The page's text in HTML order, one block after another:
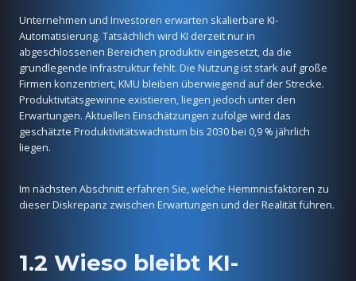
Unternehmen und Investoren erwarten skalierbare KI-
Automatisierung. Tatsächlich wird KI derzeit nur in
abgeschlossenen Bereichen produktiv eingesetzt, da die
grundlegende Infrastruktur fehlt. Die Nutzung ist stark auf große
Firmen konzentriert, KMU bleiben überwiegend auf der Strecke.
Produktivitätsgewinne existieren, liegen jedoch unter den
Erwartungen. Aktuellen Einschätzungen zufolge wird das
geschätzte Produktivitätswachstum bis 2030 bei 0,9 % jährlich
liegen.
Im nächsten Abschnitt erfahren Sie, welche Hemmnisfaktoren zu
dieser Diskrepanz zwischen Erwartungen und der Realität führen.
1.2 Wieso bleibt KI-